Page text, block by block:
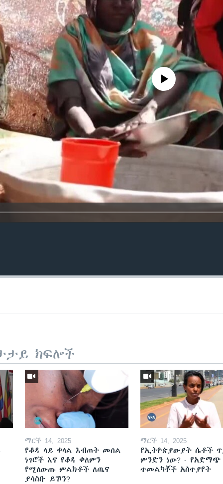
No media source currently
ክፍሎች
ማርች 14, 2025
የቆዳ ላይ ቀላል እብጠት መሰል
ነገሮች እና የቆዳ ቀለምን
የሚለውጡ ምልክቶች ለጤና
ያሳስቡ ይኾን?
ማርች 14, 2025
የኢትዮጵያውያት ሴቶች
ምንድን ነው? - የአድማጭ
ተመልካቾች አስተያየት